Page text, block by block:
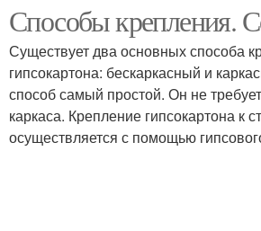
Способы крепления.
Существует два основных способа
гипсокартона: бескаркасный и
способ самый простой. Он не
каркаса. Крепление гипсокартона к
осуществляется с помощью